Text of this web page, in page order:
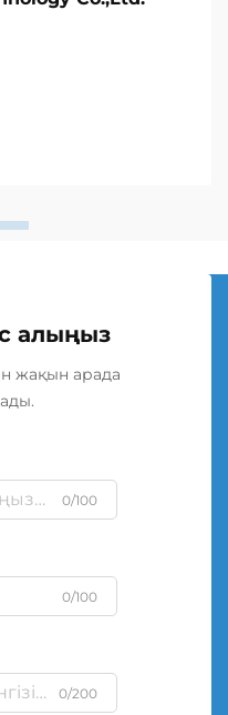
алыңыз
жақын арада
0/100
0/100
0/200